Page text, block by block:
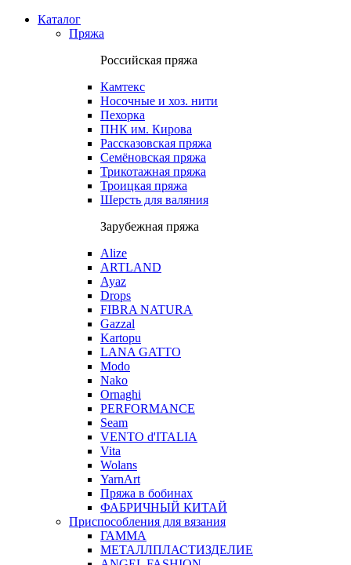
Каталог
Пряжа
Российская пряжа
Камтекс
Носочные и хоз. нити
Пехорка
ПНК им. Кирова
Рассказовская пряжа
Семёновская пряжа
Трикотажная пряжа
Троицкая пряжа
Шерсть для валяния
Зарубежная пряжа
Alize
ARTLAND
Ayaz
Drops
FIBRA NATURA
Gazzal
Kartopu
LANA GATTO
Modo
Nako
Ornaghi
PERFORMANCE
Seam
VENTO d'ITALIA
Vita
Wolans
YarnArt
Пряжа в бобинах
ФАБРИЧНЫЙ КИТАЙ
Приспособления для вязания
ГАММА
МЕТАЛЛПЛАСТИЗДЕЛИЕ